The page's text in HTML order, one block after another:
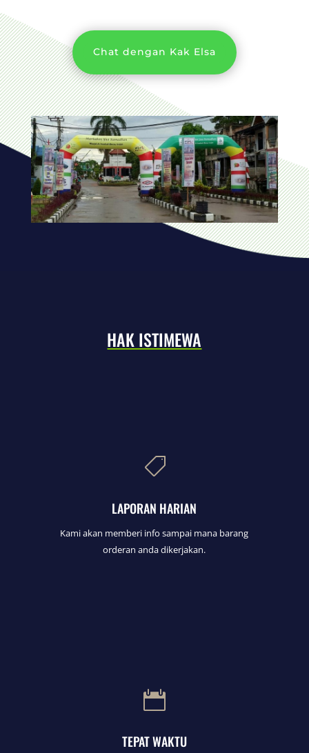
Chat dengan Kak Elsa
HAK ISTIMEWA

LAPORAN HARIAN
Kami akan memberi info sampai mana barang
orderan anda dikerjakan.

TEPAT WAKTU